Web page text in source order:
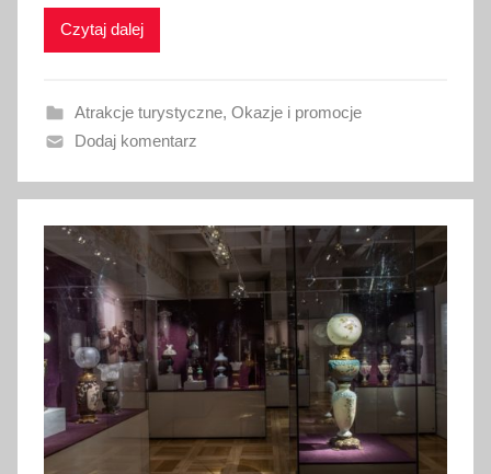
w
n
o
1
m
a
j
2
0
Czytaj dalej
Atrakcje turystyczne, Okazje i promocje
Dodaj komentarz